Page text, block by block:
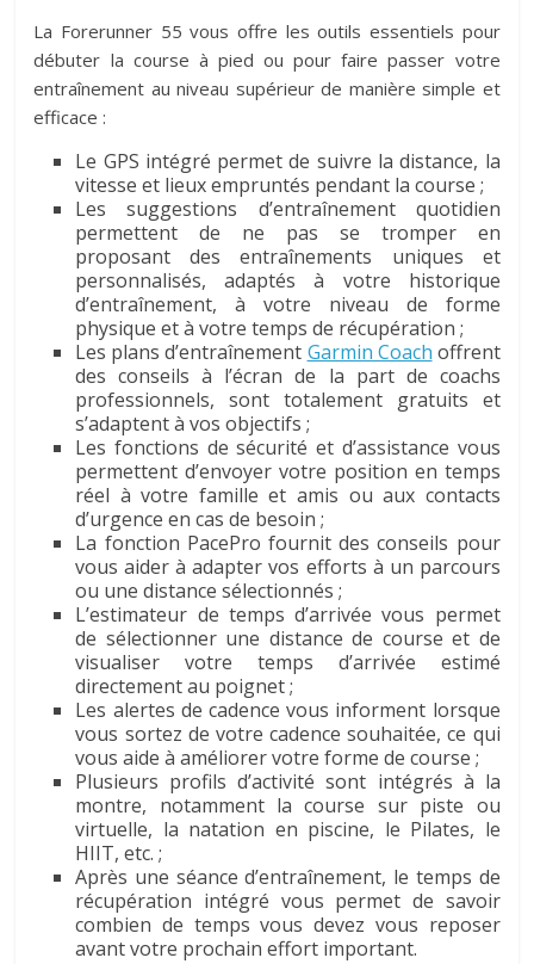
La Forerunner 55 vous offre les outils essentiels pour
débuter la course à pied ou pour faire passer votre
entraînement au niveau supérieur de manière simple et
efficace :
Le GPS intégré permet de suivre la distance, la
vitesse et lieux empruntés pendant la course ;
Les suggestions d’entraînement quotidien
permettent de ne pas se tromper en
proposant des entraînements uniques et
personnalisés, adaptés à votre historique
d’entraînement, à votre niveau de forme
physique et à votre temps de récupération ;
Les plans d’entraînement Garmin Coach offrent
des conseils à l’écran de la part de coachs
professionnels, sont totalement gratuits et
s’adaptent à vos objectifs ;
Les fonctions de sécurité et d’assistance vous
permettent d’envoyer votre position en temps
réel à votre famille et amis ou aux contacts
d’urgence en cas de besoin ;
La fonction PacePro fournit des conseils pour
vous aider à adapter vos efforts à un parcours
ou une distance sélectionnés ;
L’estimateur de temps d’arrivée vous permet
de sélectionner une distance de course et de
visualiser votre temps d’arrivée estimé
directement au poignet ;
Les alertes de cadence vous informent lorsque
vous sortez de votre cadence souhaitée, ce qui
vous aide à améliorer votre forme de course ;
Plusieurs profils d’activité sont intégrés à la
montre, notamment la course sur piste ou
virtuelle, la natation en piscine, le Pilates, le
HIIT, etc. ;
Après une séance d’entraînement, le temps de
récupération intégré vous permet de savoir
combien de temps vous devez vous reposer
avant votre prochain effort important.